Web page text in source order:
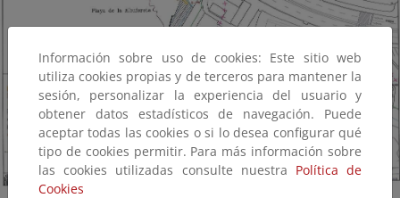
Información sobre uso de cookies: Este sitio web
utiliza cookies propias y de terceros para mantener la
sesión, personalizar la experiencia del usuario y
obtener datos estadísticos de navegación. Puede
aceptar todas las cookies o si lo desea configurar qué
tipo de cookies permitir. Para más información sobre
las cookies utilizadas consulte nuestra Política de
Cookies